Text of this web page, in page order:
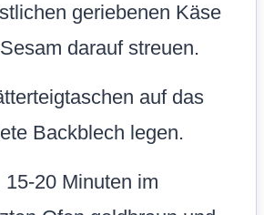
geriebenen Käse
darauf streuen.
auf das
Backblech legen.
15-20 Minuten im